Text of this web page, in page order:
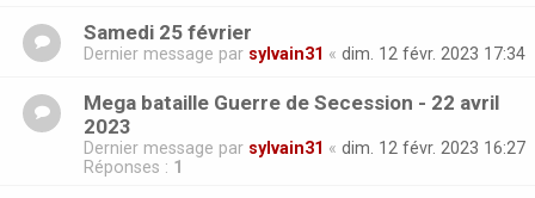
Samedi 25 février
Dernier message par sylvain31 « dim. 12 févr. 2023 17:34
Mega bataille Guerre de Secession - 22 avril
2023
Dernier message par sylvain31 « dim. 12 févr. 2023 16:27
Réponses : 1